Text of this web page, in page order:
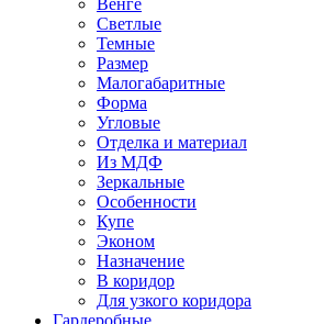
Венге
Светлые
Темные
Размер
Малогабаритные
Форма
Угловые
Отделка и материал
Из МДФ
Зеркальные
Особенности
Купе
Эконом
Назначение
В коридор
Для узкого коридора
Гардеробные